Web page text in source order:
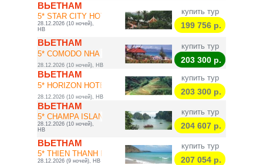
ВЬЕТНАМ
5* STAR CITY HOTE...
28.12.2026 (10 ночей),
HB
купить тур
199 756 р.
ВЬЕТНАМ
5* COMODO NHA TRA...
28.12.2026 (10 ночей), HB
купить тур
203 300 р.
ВЬЕТНАМ
5* HORIZON HOTEL ...
28.12.2026 (10 ночей), HB
купить тур
203 300 р.
ВЬЕТНАМ
5* CHAMPA ISLAND ...
28.12.2026 (10 ночей),
HB
купить тур
204 607 р.
ВЬЕТНАМ
5* THIEN THANH PH...
28.12.2026 (9 ночей), HB
купить тур
207 054 р.